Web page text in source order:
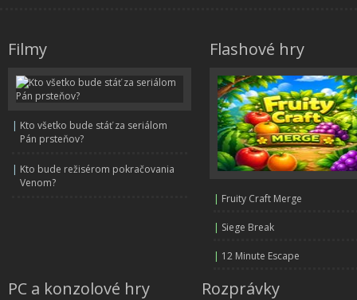
Filmy
| Kto všetko bude stáť za seriálom
Pán prsteňov?
| Kto bude režisérom pokračovania
Venom?
Flashové hry
| Fruity Craft Merge
| Siege Break
| 12 Minute Escape
PC a konzolové hry Rozprávky